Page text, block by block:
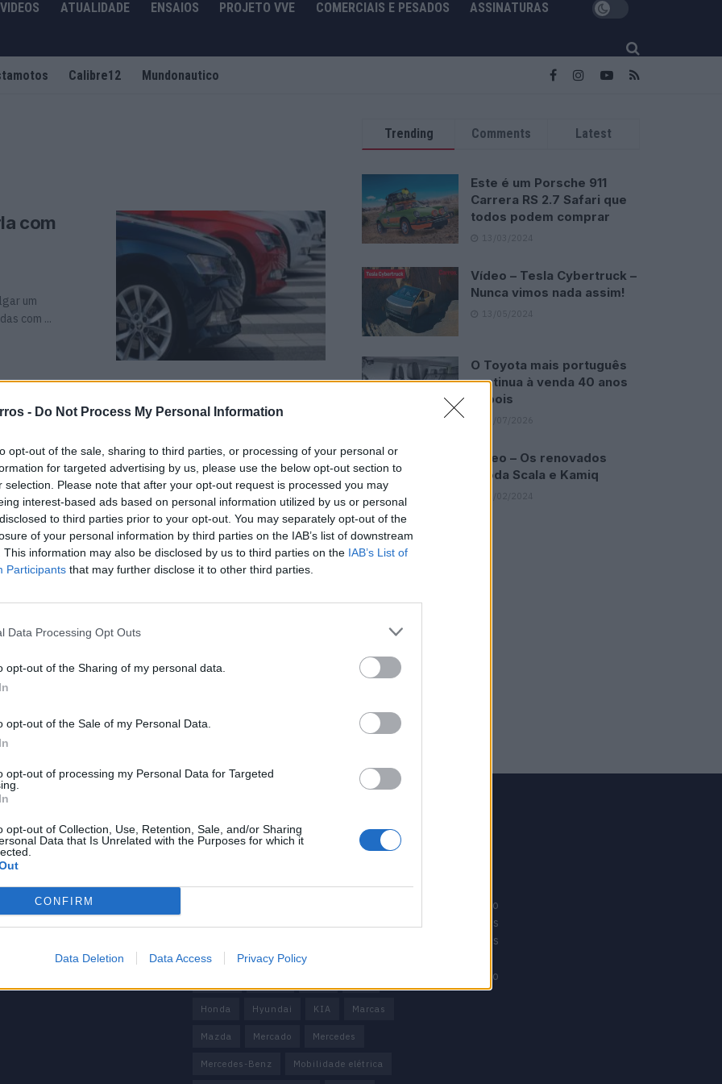
- Do Not Process My Personal Information
opt-out of the sale, sharing to third parties, or processing of your personal or
for targeted advertising by us, please use the below opt-out section to
selection. Please note that after your opt-out request is processed you may
interest-based ads based on personal information utilized by us or personal
to third parties prior to your opt-out. You may separately opt-out of the
of your personal information by third parties on the IAB’s list of downstream
This information may also be disclosed by us to third parties on the IAB’s List of
Participants that may further disclose it to other third parties.
Data Processing Opt Outs
opt-out of the Sharing of my personal data.
opt-out of the Sale of my Personal Data.
opt-out of processing my Personal Data for Targeted
opt-out of Collection, Use, Retention, Sale, and/or Sharing
Data that Is Unrelated with the Purposes for which it
CONFIRM
Data Deletion Data Access Privacy Policy
VIDEOS ATUALIDADE ENSAIOS PROJETO VVE COMERCIAIS E PESADOS ASSINATURAS
Calibre12 Mundonautico
com
um
com ...
(Video)
agência de
anos…
Vimeo. Em
Trending Comments Latest
Este é um Porsche 911
Carrera RS 2.7 Safari que
todos podem comprar
13/03/2024
Vídeo – Tesla Cybertruck –
Nunca vimos nada assim!
13/05/2024
O Toyota mais português
continua à venda 40 anos
depois
31/07/2026
Vídeo – Os renovados
Skoda Scala e Kamiq
12/02/2024
importante
Editorial
Tags
China Citröen CUPRA
Elon Musk Elétrico
Honda Hyundai KIA Marcas
Mazda Mercado Mercedes
Mercedes-Benz Mobilidade elétrica
Offroad moto
Revistacarros
Revistamotos
Mundonautico